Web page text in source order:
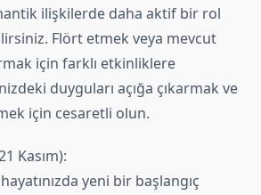
ilişkilerde daha aktif bir rol
Flört etmek veya mevcut
için farklı etkinliklere
duyguları açığa çıkarmak ve
için cesaretli olun.
Kasım):
yeni bir başlangıç